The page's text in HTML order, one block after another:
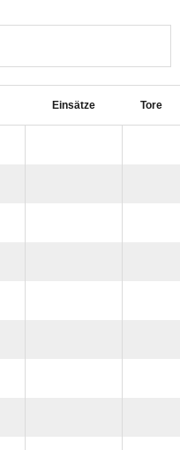
Einsätze Tore